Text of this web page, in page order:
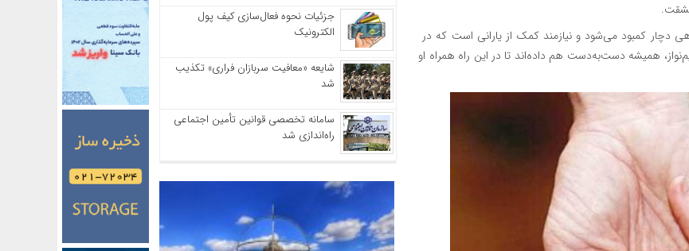
دچار کمبود می‌شود و نیازمند کمک از یارانی است که در
همیشه دست‌به‌دست هم داده‌اند تا در این راه همراه او
جزئیات نحوه فعال‌سازی کیف پول
الکترونیک
شایعه «معافیت سربازان فراری» تکذیب
شد
سامانه تخصصی قوانین تأمین اجتماعی
راه‌اندازی شد